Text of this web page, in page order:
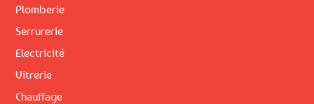
Plomberie
Serrurerie
Electricité
Vitrerie
Chauffage